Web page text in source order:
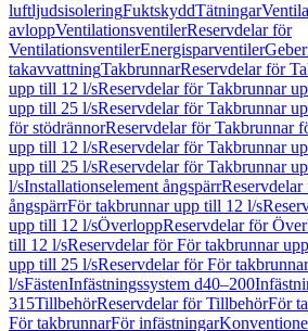
luftljudsisoleringFuktskyddTätningar
avloppVentilationsventilerReservdelar för
VentilationsventilerEnergisparventiler
takavvattningTakbrunnarReservdelar för
upp till 12 l/sReservdelar för Takbrunnar
upp till 25 l/sReservdelar för Takbrunnar
för stödrännorReservdelar för Takbrunnar
upp till 12 l/sReservdelar för Takbrunnar
upp till 25 l/sReservdelar för Takbrunnar
l/sInstallationselement ångspärr
ångspärrFör takbrunnar upp till 12 l/s
upp till 12 l/sÖverloppReservdelar för
till 12 l/sReservdelar för För takbrunnar
upp till 25 l/sReservdelar för För
l/sFästenInfästningssystem d40–200
315TillbehörReservdelar för TillbehörFör
För takbrunnarFör infästningar